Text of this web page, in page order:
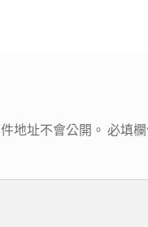
地址不會公開。 必填